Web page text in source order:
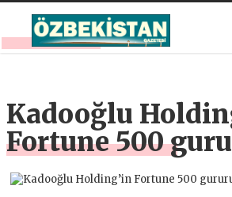
Kadooğlu
Fortune 500